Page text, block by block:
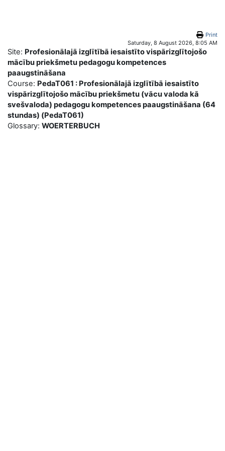
Print
Saturday, 8 August 2026, 8:05 AM
Site: Profesionālajā izglītībā iesaistīto vispārizglītojošo
mācību priekšmetu pedagogu kompetences
paaugstināšana
Course: PedaT061 : Profesionālajā izglītībā iesaistīto
vispārizglītojošo mācību priekšmetu (vācu valoda kā
svešvaloda) pedagogu kompetences paaugstināšana (64
stundas) (PedaT061)
Glossary: WOERTERBUCH